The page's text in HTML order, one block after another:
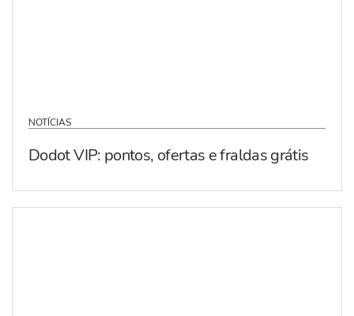
NOTÍCIAS
Dodot VIP: pontos, ofertas e fraldas grátis